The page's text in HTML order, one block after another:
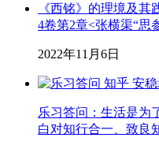
《西铭》的理境及
4卷第2章<张横渠“思
2022年11月6日
乐习答问：生活是
白对知行合一、致